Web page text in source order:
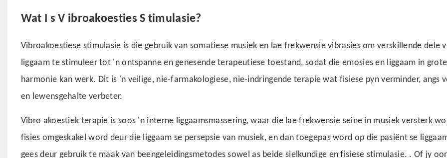
Wat sV ibroakoestiesS timulasie?
Vibroakoestiese stimulasie is die gebruik van somatiese musiek en lae frekwensie vibrasies om verskillende dele
liggaam te stimuleer tot 'n ontspanne en genesende terapeutiese toestand, sodat die emosies en liggaam in
harmonie kan werk. Dit is 'n veilige, nie-farmakologiese, nie-indringende terapie wat fisiese pyn verminder, angs
en lewensgehalte verbeter.
Vibro akoestiek terapie is soos 'n interne liggaamsmassering, waar die lae frekwensie seine in musiek versterk
fisies omgeskakel word deur die liggaam se persepsie van musiek, en dan toegepas word op die pasiënt se
gees deur gebruik te maak van beengeleidingsmetodes sowel as beide sielkundige en fisiese stimulasie. . Of jy